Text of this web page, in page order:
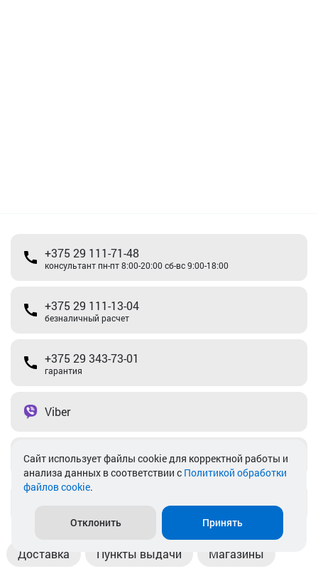
+375 29 111-71-48
консультант пн-пт 8:00-20:00 сб-вс 9:00-18:00
+375 29 111-13-04
безналичный расчет
+375 29 343-73-01
гарантия
Viber
Telegram
Доставка Пункты выдачи Магазины
Cайт использует файлы cookie для корректной работы и
анализа данных в соответствии с Политикой обработки
файлов cookie.
Отклонить Принять